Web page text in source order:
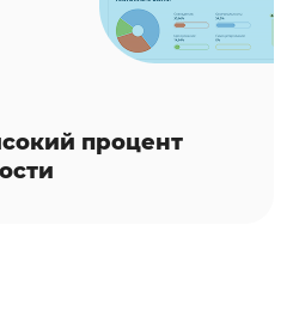
процент